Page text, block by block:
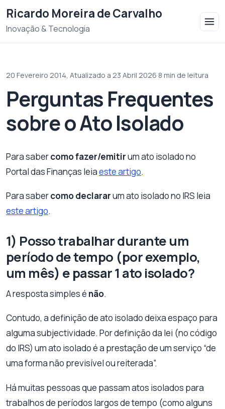
Ricardo Moreira de Carvalho
Inovação & Tecnologia
20 Fevereiro 2014, Atualizado a 23 Abril 2026 8 min de leitura
Perguntas Frequentes
sobre o Ato Isolado
Para sabercomo fazer/emitirum ato isolado no
Portal das Finanças leiaeste artigo.
Para sabercomo declararum ato isolado no IRS leia
este artigo.
1) Posso trabalhar durante um
período de tempo (por exemplo,
um mês) e passar 1 ato isolado?
A resposta simples é não.
Contudo, a definição de ato isolado deixa espaço para
alguma subjectividade. Por definição da lei (no código
do IRS) um ato isolado é a prestação de um serviço “de
uma forma não previsível ou reiterada”.
Há muitas pessoas que passam atos isolados para
trabalhos de períodos largos de tempo (como alguns